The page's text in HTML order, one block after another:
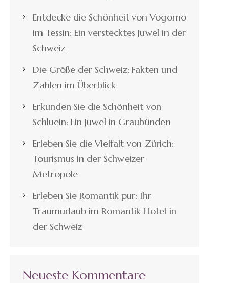
Entdecke die Schönheit von Vogorno
im Tessin: Ein verstecktes Juwel in der
Schweiz
Die Größe der Schweiz: Fakten und
Zahlen im Überblick
Erkunden Sie die Schönheit von
Schluein: Ein Juwel in Graubünden
Erleben Sie die Vielfalt von Zürich:
Tourismus in der Schweizer
Metropole
Erleben Sie Romantik pur: Ihr
Traumurlaub im Romantik Hotel in
der Schweiz
Neueste Kommentare